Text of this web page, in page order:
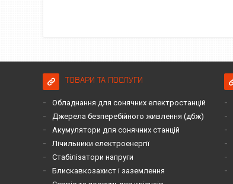
ТОВАРИ ТА ПОСЛУГИ
Обладнання для сонячних електростанцій
Джерела безперебійного живлення (дбж)
Акумулятори для сонячних станцій
Лічильники електроенергії
Стабілізатори напруги
Блискавкозахист і заземлення